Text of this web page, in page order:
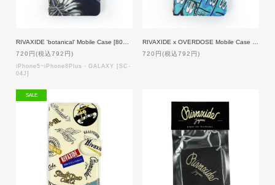
RIVAXIDE 'botanical' Mobile Case [80%OFF]
720円(税込792円)
iPhone5~iPhone8Plus・GALAXY [SC-
04J]
RIVAXIDE x OVERDOSE Mobile Case [80%OFF]
720円(税込792円)
SALE